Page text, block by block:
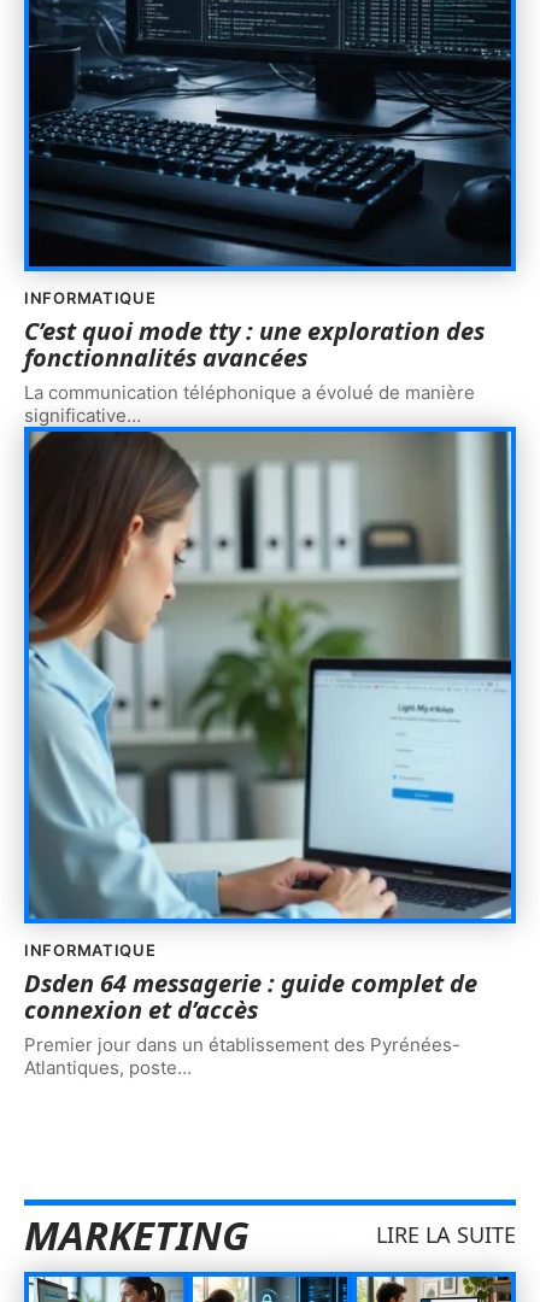
INFORMATIQUE
C’est quoi mode tty : une exploration des
fonctionnalités avancées
La communication téléphonique a évolué de manière
significative…
INFORMATIQUE
Dsden 64 messagerie : guide complet de
connexion et d’accès
Premier jour dans un établissement des Pyrénées-
Atlantiques, poste…
MARKETING LIRE LA SUITE